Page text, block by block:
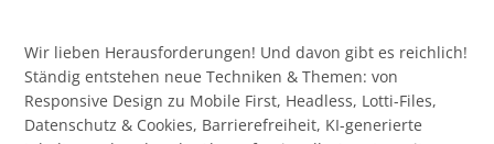
Wir lieben Herausforderungen! Und davon gibt es reichlich!
Ständig entstehen neue Techniken & Themen: von
Responsive Design zu Mobile First, Headless, Lotti-Files,
Datenschutz & Cookies, Barrierefreiheit, KI-generierte